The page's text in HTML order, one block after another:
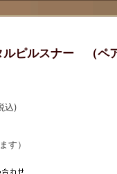
ルピルスナー （ペア
込)
す）